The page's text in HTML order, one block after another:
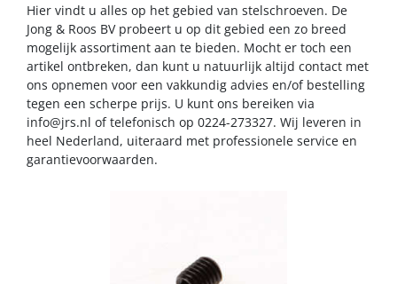
Hier vindt u alles op het gebied van stelschroeven. De
Jong & Roos BV probeert u op dit gebied een zo breed
mogelijk assortiment aan te bieden. Mocht er toch een
artikel ontbreken, dan kunt u natuurlijk altijd contact met
ons opnemen voor een vakkundig advies en/of bestelling
tegen een scherpe prijs. U kunt ons bereiken via
info@jrs.nl of telefonisch op 0224-273327. Wij leveren in
heel Nederland, uiteraard met professionele service en
garantievoorwaarden.